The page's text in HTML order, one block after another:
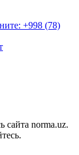
+998 (78)
сайта norma.uz.